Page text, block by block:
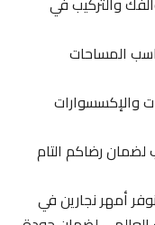
المساحات
رضاكم التام
أمهر نجارين في